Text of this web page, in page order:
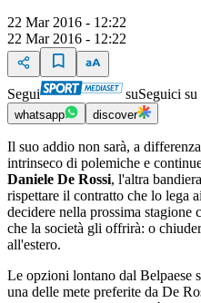
22 Mar 2016 - 12:22
22 Mar 2016 - 12:22
Segui suSeguici su
whatsapp discover
Il suo addio non sarà, a
intrinseco di polemiche e
Daniele De Rossi, l'altra
rispettare il contratto che lo lega
decidere nella prossima stagione
che la società gli offrirà: o
all'estero.
Le opzioni lontano dal Belpaese
una delle mete preferite da De